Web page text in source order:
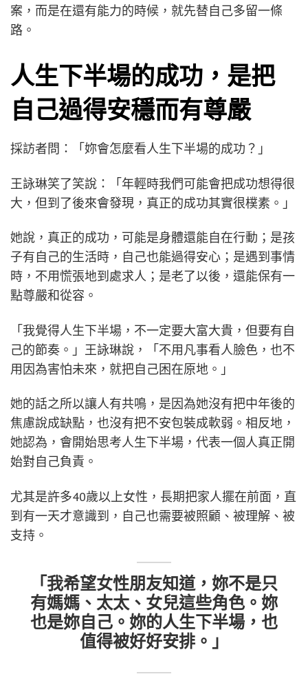
案，而是在還有能力的時候，就先替自己多留一條
路。
人生下半場的成功，是把
自己過得安穩而有尊嚴
採訪者問：「妳會怎麼看人生下半場的成功？」
王詠琳笑了笑說：「年輕時我們可能會把成功想得很
大，但到了後來會發現，真正的成功其實很樸素。」
她說，真正的成功，可能是身體還能自在行動；是孩
子有自己的生活時，自己也能過得安心；是遇到事情
時，不用慌張地到處求人；是老了以後，還能保有一
點尊嚴和從容。
「我覺得人生下半場，不一定要大富大貴，但要有自
己的節奏。」王詠琳說，「不用凡事看人臉色，也不
用因為害怕未來，就把自己困在原地。」
她的話之所以讓人有共鳴，是因為她沒有把中年後的
焦慮說成缺點，也沒有把不安包裝成軟弱。相反地，
她認為，會開始思考人生下半場，代表一個人真正開
始對自己負責。
尤其是許多40歲以上女性，長期把家人擺在前面，直
到有一天才意識到，自己也需要被照顧、被理解、被
支持。
「我希望女性朋友知道，妳不是只
有媽媽、太太、女兒這些角色。妳
也是妳自己。妳的人生下半場，也
值得被好好安排。」